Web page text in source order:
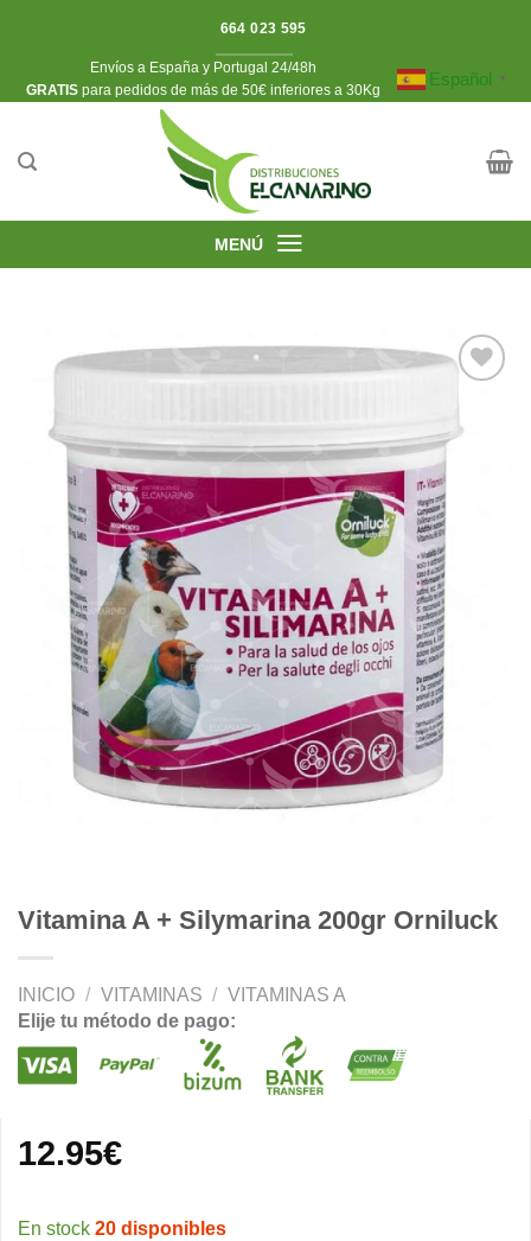
664 023 595
Envíos a España y Portugal 24/48h
​GRATIS para pedidos de más de 50€ inferiores a 30Kg
Español ▼
MENÚ
Añadir
Vitamina A + Silymarina 200gr Orniluck
INICIO / VITAMINAS / VITAMINAS A
Elije tu método de pago:
12.95€
20 disponibles